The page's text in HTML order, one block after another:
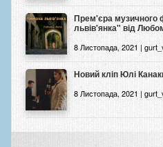
Прем'єра музичного
львів'янка" від
8 Листопада, 2021 |
Новий кліп Юлі
8 Листопада, 2021 |